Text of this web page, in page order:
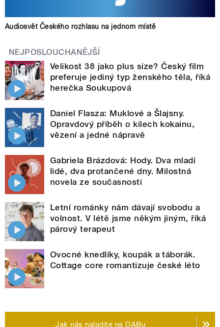
Audiosvět Českého rozhlasu na jednom místě
NEJPOSLOUCHANĚJŠÍ
Velikost 38 jako plus size? Český film
preferuje jediný typ ženského těla, říká
herečka Soukupová
Daniel Flasza: Muklové a Šlajsny.
Opravdový příběh o kilech kokainu,
vězení a jedné nápravě
Gabriela Brázdová: Hody. Dva mladí
lidé, dva protančené dny. Milostná
novela ze současnosti
Letní románky nám dávají svobodu a
volnost. V létě jsme někým jiným, říká
párový terapeut
Ovocné knedlíky, koupák a táborák.
Cottage core romantizuje české léto
Jak nás naladíte na DABu